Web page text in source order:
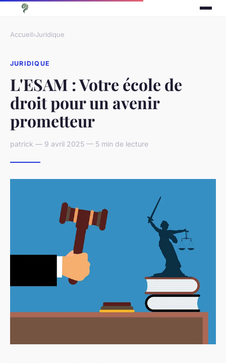
Accueil›Juridique
JURIDIQUE
L'ESAM : Votre école de
droit pour un avenir
prometteur
patrick — 9 avril 2025 — 5 min de lecture